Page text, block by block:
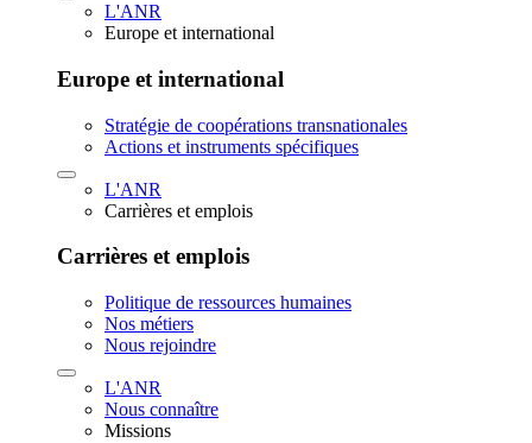
L'ANR
Europe et international
Europe et international
Stratégie de coopérations transnationales
Actions et instruments spécifiques
L'ANR
Carrières et emplois
Carrières et emplois
Politique de ressources humaines
Nos métiers
Nous rejoindre
L'ANR
Nous connaître
Missions